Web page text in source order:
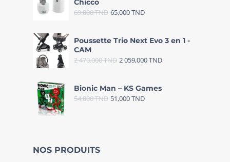
Chicco
69,000TND 65,000TND
Poussette Trio Next Evo 3 en 1 -
CAM
2 470,000TND 2 059,000TND
Bionic Man – KS Games
54,000TND 51,000TND
NOS PRODUITS